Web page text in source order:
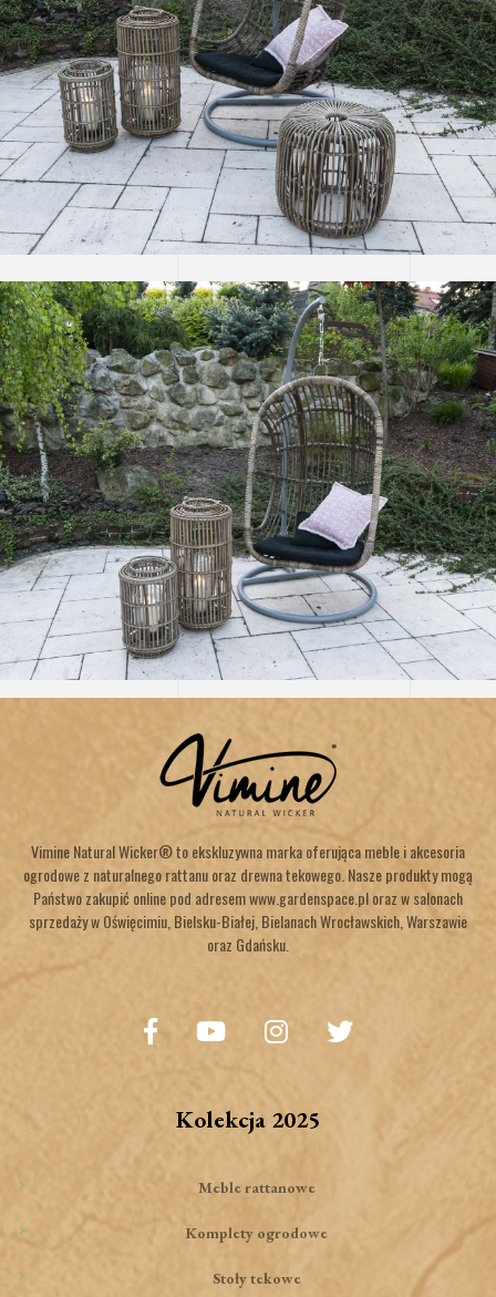
Vimine Natural Wicker® to ekskluzywna marka oferująca meble i akcesoria
ogrodowe z naturalnego rattanu oraz drewna tekowego. Nasze produkty mogą
Państwo zakupić online pod adresem www.gardenspace.pl oraz w salonach
sprzedaży w Oświęcimiu, Bielsku-Białej, Bielanach Wrocławskich, Warszawie
oraz Gdańsku.
Kolekcja 2025
Meble rattanowe
Komplety ogrodowe
Stoły tekowe